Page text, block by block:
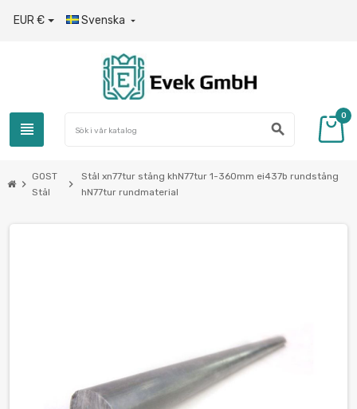
EUR € Svenska 
view_headline search
0
chevron_right
GOST
Stål
chevron_right
Stål xn77tur stång khN77tur 1-360mm ei437b rundstång
hN77tur rundmaterial